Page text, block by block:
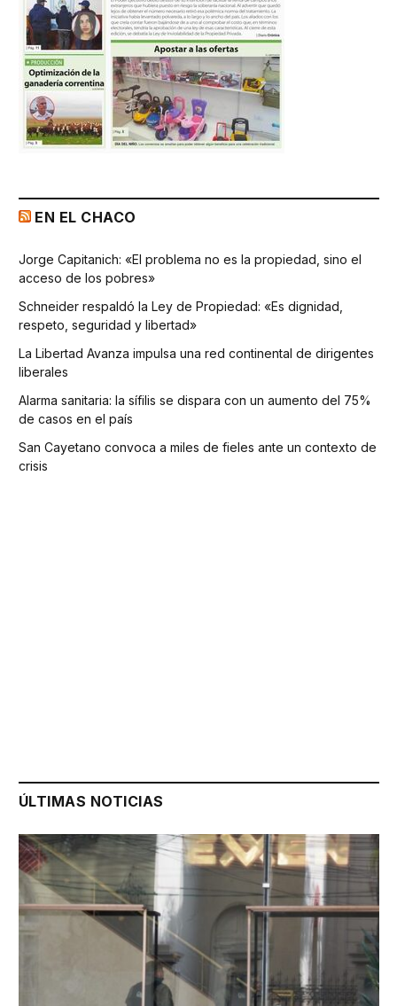
EN EL CHACO
Jorge Capitanich: «El problema no es la propiedad, sino el
acceso de los pobres»
Schneider respaldó la Ley de Propiedad: «Es dignidad,
respeto, seguridad y libertad»
La Libertad Avanza impulsa una red continental de dirigentes
liberales
Alarma sanitaria: la sífilis se dispara con un aumento del 75%
de casos en el país
San Cayetano convoca a miles de fieles ante un contexto de
crisis
ÚLTIMAS NOTICIAS